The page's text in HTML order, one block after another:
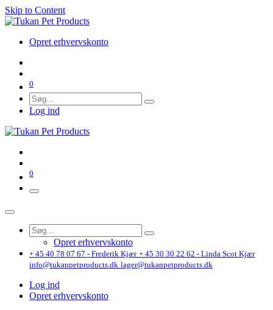
Skip to Content
Opret erhvervskonto
0
Log ind
0
Opret erhvervskonto
+ 45 40 78 07 67 - Frederik Kjær + 45 30 30 22 62 - Linda Scot Kjær
info@tukanpetproducts.dk lager@tukanpetproducts.dk
Log ind
Opret erhvervskonto